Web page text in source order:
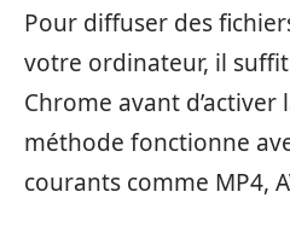
Pour diffuser des
votre ordinateur, il
Chrome avant
méthode fonctionne
courants comme MP4,